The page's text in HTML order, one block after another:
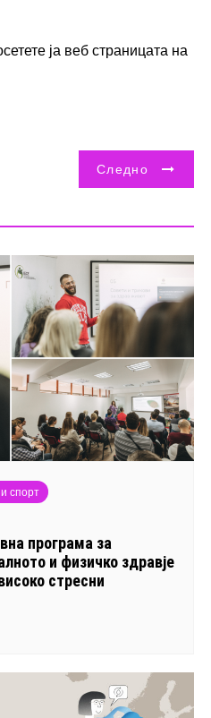
ја веб страницата на
Следно
спорт
програма за
и физичко здравје
стресни